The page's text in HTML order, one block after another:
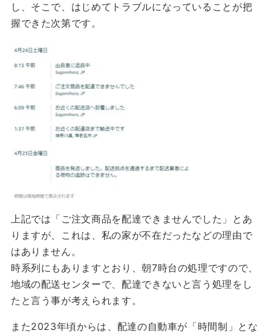
し、そこで、はじめてトラブルになっていることが把
握できた次第です。
上記では「ご注文商品を配達できませんでした」とあ
りますが、これは、私の家が不在だったなどの理由で
はありません。
時系列にもありますとおり、朝7時台の処理ですので、
地域の配送センターで、配達できないと言う処理をし
たと言う事が考えられます。
また2023年頃からは、配達の自動車が「時間制」とな